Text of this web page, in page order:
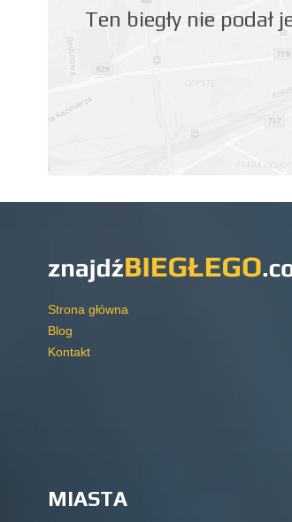
Ten biegły nie podał
Strona główna
Blog
Kontakt
MIASTA